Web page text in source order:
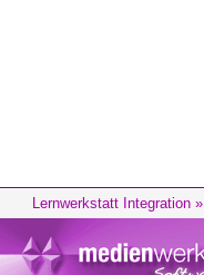
Lernwerkstatt Integration »